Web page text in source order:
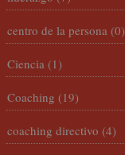
centro de la persona (0)
Ciencia (1)
Coaching (19)
coaching directivo (4)